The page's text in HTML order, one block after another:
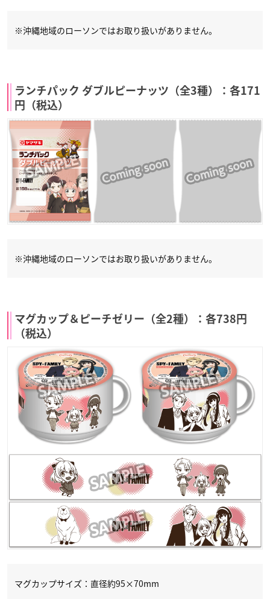
※沖縄地域のローソンではお取り扱いがありません。
ランチパック ダブルピーナッツ（全3種）：各171
円（税込）
※沖縄地域のローソンではお取り扱いがありません。
マグカップ＆ピーチゼリー（全2種）：各738円
（税込）
マグカップサイズ：直径約95×70mm